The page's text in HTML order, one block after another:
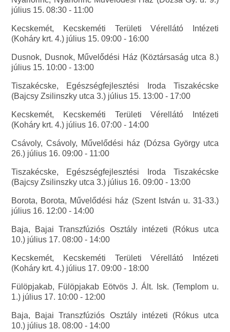
július 15. 08:30 - 11:00
Kecskemét, Kecskeméti Területi Vérellátó Intézeti
(Koháry krt. 4.) július 15. 09:00 - 16:00
Dusnok, Dusnok, Művelődési Ház (Köztársaság utca 8.)
július 15. 10:00 - 13:00
Tiszakécske, Egészségfejlesztési Iroda Tiszakécske
(Bajcsy Zsilinszky utca 3.) július 15. 13:00 - 17:00
Kecskemét, Kecskeméti Területi Vérellátó Intézeti
(Koháry krt. 4.) július 16. 07:00 - 14:00
Csávoly, Csávoly, Művelődési ház (Dózsa György utca
26.) július 16. 09:00 - 11:00
Tiszakécske, Egészségfejlesztési Iroda Tiszakécske
(Bajcsy Zsilinszky utca 3.) július 16. 09:00 - 13:00
Borota, Borota, Művelődési ház (Szent István u. 31-33.)
július 16. 12:00 - 14:00
Baja, Bajai Transzfúziós Osztály intézeti (Rókus utca
10.) július 17. 08:00 - 14:00
Kecskemét, Kecskeméti Területi Vérellátó Intézeti
(Koháry krt. 4.) július 17. 09:00 - 18:00
Fülöpjakab, Fülöpjakab Eötvös J. Ált. Isk. (Templom u.
1.) július 17. 10:00 - 12:00
Baja, Bajai Transzfúziós Osztály intézeti (Rókus utca
10.) július 18. 08:00 - 14:00